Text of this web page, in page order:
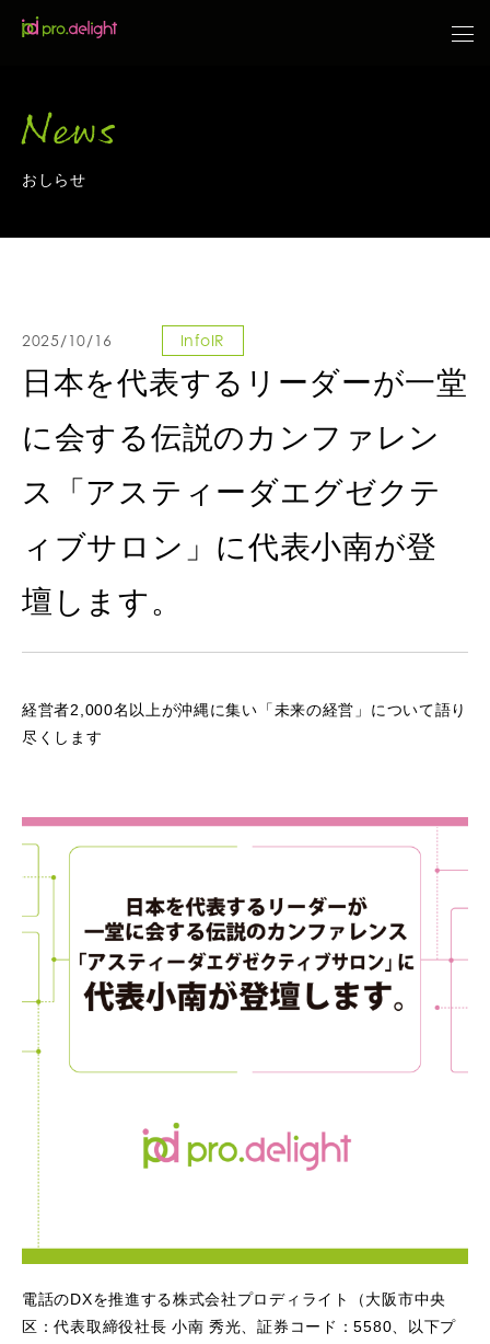
News
おしらせ
2025/10/16 InfoIR
日本を代表するリーダーが一堂
に会する伝説のカンファレン
ス「アスティーダエグゼクテ
ィブサロン」に代表小南が登
壇します。
経営者2,000名以上が沖縄に集い「未来の経営」について語り
尽くします
電話のDXを推進する株式会社プロディライト（大阪市中央
区：代表取締役社長 小南 秀光、証券コード：5580、以下プ